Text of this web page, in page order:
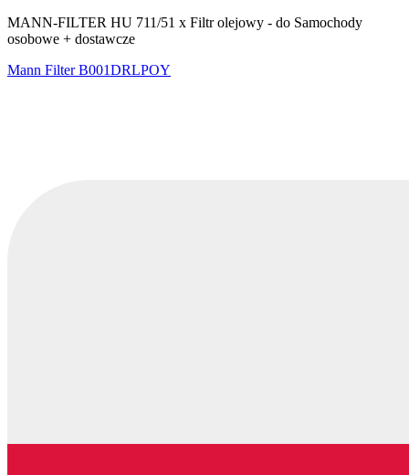
MANN-FILTER HU 711/51 x Filtr olejowy - do Samochody
osobowe + dostawcze
Mann FilterB001DRLPOY